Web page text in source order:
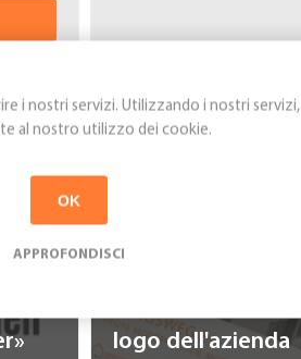
logo dell'azienda
i nostri servizi. Utilizzando i nostri servizi,
al nostro utilizzo dei cookie.
OK
APPROFONDISCI